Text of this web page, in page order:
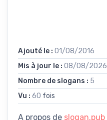
Ajouté le : 01/08/2016
Mis à jour le : 08/08/2026
Nombre de slogans : 5
Vu : 60 fois
A propos de slogan.pub